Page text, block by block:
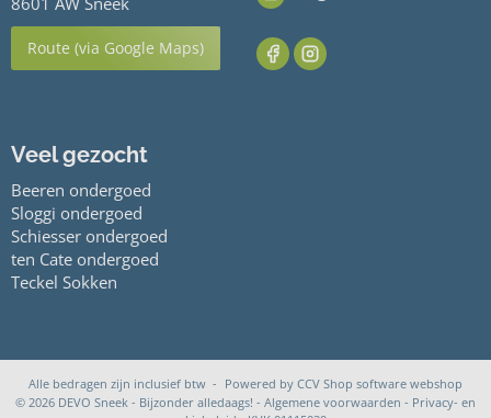
Route (via Google Maps)
Veel gezocht
Beeren ondergoed
Sloggi ondergoed
Schiesser ondergoed
ten Cate ondergoed
Teckel Sokken
Alle bedragen zijn inclusief btw - Powered by CCV Shop software webshop
© 2026 DEVO Sneek - Bijzonder alledaags! - Algemene voorwaarden - Privacy- en